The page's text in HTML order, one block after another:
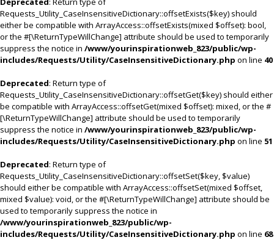
Requests_Utility_CaseInsensitiveDictionary::offsetExists($key) should
either be compatible with ArrayAccess::offsetExists(mixed $offset): bool,
or the #[\ReturnTypeWillChange] attribute should be used to temporarily
suppress the notice in /www/yourinspirationweb_823/public/wp-
includes/Requests/Utility/CaseInsensitiveDictionary.php on line 40
Deprecated: Return type of
Requests_Utility_CaseInsensitiveDictionary::offsetGet($key) should either
be compatible with ArrayAccess::offsetGet(mixed $offset): mixed, or the #
[\ReturnTypeWillChange] attribute should be used to temporarily
suppress the notice in /www/yourinspirationweb_823/public/wp-
includes/Requests/Utility/CaseInsensitiveDictionary.php on line 51
Deprecated: Return type of
Requests_Utility_CaseInsensitiveDictionary::offsetSet($key, $value)
should either be compatible with ArrayAccess::offsetSet(mixed $offset,
mixed $value): void, or the #[\ReturnTypeWillChange] attribute should be
used to temporarily suppress the notice in
/www/yourinspirationweb_823/public/wp-
includes/Requests/Utility/CaseInsensitiveDictionary.php on line 68